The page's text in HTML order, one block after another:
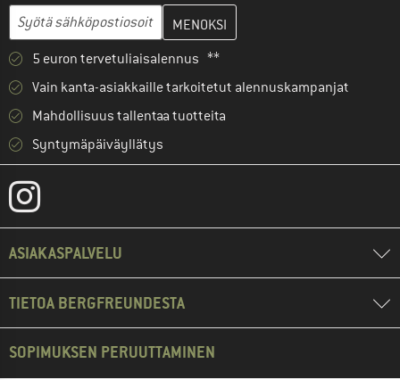
Sähköpostiosoite
Anna sähköpostiosoitteesi ja luo seuraavassa vaiheessa
5 euron tervetuliaisalennus **
Vain kanta-asiakkaille tarkoitetut alennuskampanjat
Mahdollisuus tallentaa tuotteita
Syntymäpäiväyllätys
ASIAKASPALVELU
TIETOA BERGFREUNDESTA
SOPIMUKSEN PERUUTTAMINEN